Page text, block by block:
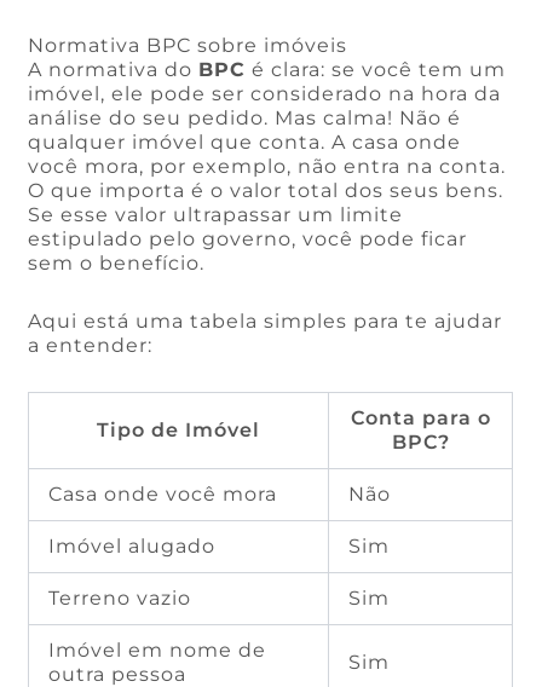
Normativa BPC sobre imóveis
A normativa do BPC é clara: se você tem um
imóvel, ele pode ser considerado na hora da
análise do seu pedido. Mas calma! Não é
qualquer imóvel que conta. A casa onde
você mora, por exemplo, não entra na conta.
O que importa é o valor total dos seus bens.
Se esse valor ultrapassar um limite
estipulado pelo governo, você pode ficar
sem o benefício.
Aqui está uma tabela simples para te ajudar
a entender:
Tipo de Imóvel
Conta para o
BPC?
Casa onde você mora Não
Imóvel alugado Sim
Terreno vazio Sim
Imóvel em nome de
outra pessoa
Sim